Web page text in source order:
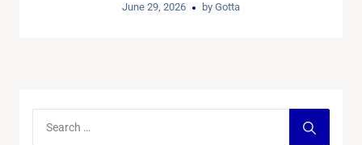
June 29, 2026 by Gotta